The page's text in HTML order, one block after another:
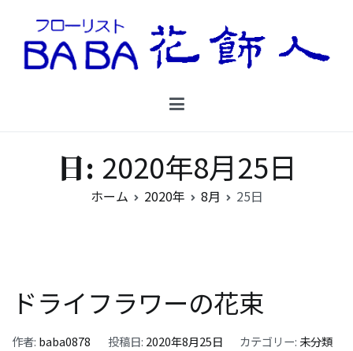
日: 2020年8月25日
ホーム 2020年 8月 25日
ドライフラワーの花束
作者: baba0878 投稿日: 2020年8月25日 カテゴリー: 未分類